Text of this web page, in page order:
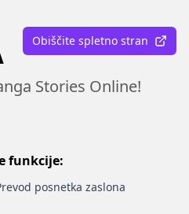
Obiščite spletno stran
Stories Online!
funkcije:
posnetka zaslona